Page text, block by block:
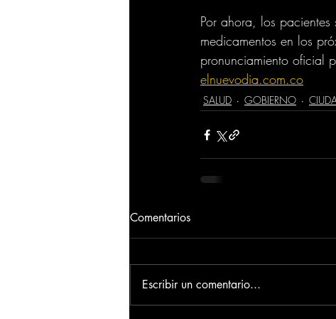
Por ahora, los
medicamentos en los
pronunciamiento oficial
elnuevodia.com.co
SALUD GOBIERNO
Comentarios
Escribir un comentario...